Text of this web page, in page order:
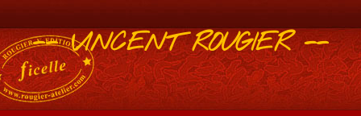
-- VINCENT ROUGIER --